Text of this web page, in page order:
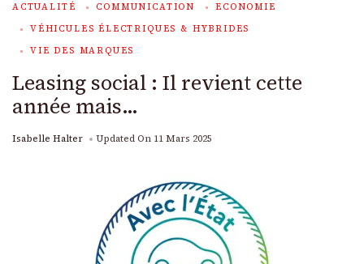
ACTUALITÉ COMMUNICATION
ECONOMIE
VÉHICULES ÉLECTRIQUES & HYBRIDES
VIE DES MARQUES
Leasing social : Il revient cette
année mais…
Isabelle Halter Updated On 11 Mars 2025